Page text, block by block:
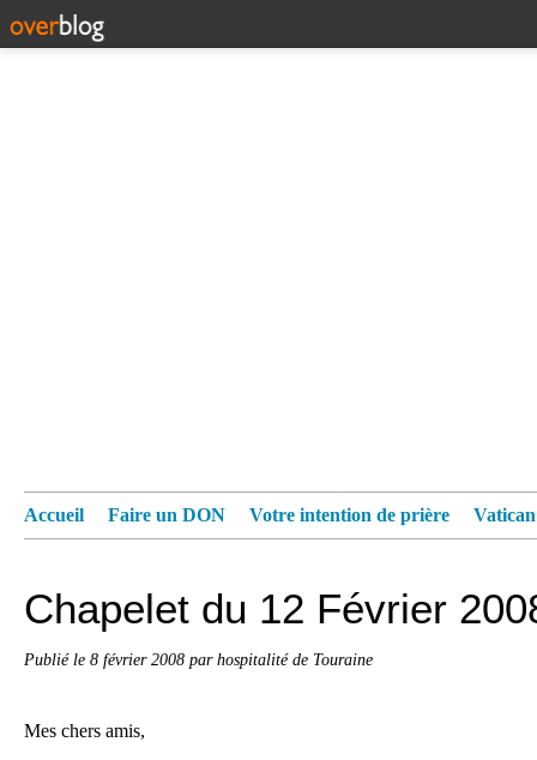
Accueil Faire un DON Votre intention de prière
Chapelet du 12 Février
Publié le 8 février 2008 par hospitalité de Touraine
Mes chers amis,